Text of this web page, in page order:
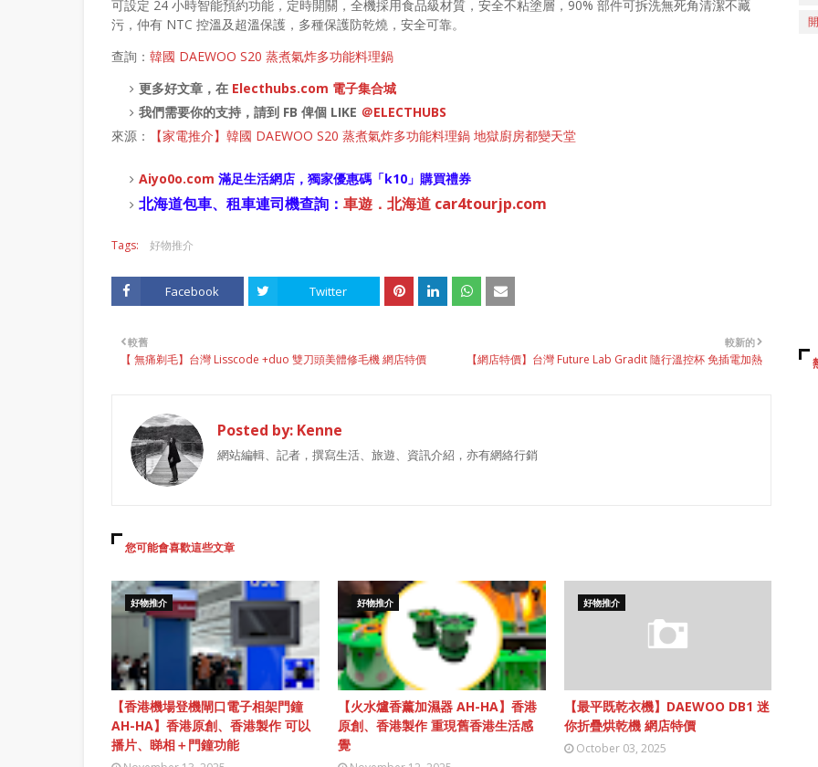
可設定 24 小時智能預約功能，定時開關，全機採用食品級材質，安全不粘塗層，90% 部件可拆洗無死角清潔不藏
污，仲有 NTC 控溫及超溫保護，多種保護防乾燒，安全可靠。
查詢： 韓國 DAEWOO S20 蒸煮氣炸多功能料理鍋
更多好文章，在 Electhubs.com 電子集合城
我們需要你的支持，請到 FB 俾個 LIKE ＠ELECTHUBS
來源：
【家電推介】韓國 DAEWOO S20 蒸煮氣炸多功能料理鍋 地獄廚房都變天堂
Aiyo0o.com 滿足生活網店， 獨家優惠碼「k10 」購買禮券
北海道包車、租車連司機查詢： 車遊．北海道 car4tourjp.com
Tags: 好物推介
Facebook Twitter
較新的
【網店特價】台灣 Future Lab Gradit 隨行溫控杯 免插電加熱
較舊
【 無痛剃毛】台灣 Lisscode +duo 雙刀頭美體修毛機 網店特價
Posted by: Kenne
網站編輯、記者，撰寫生活、旅遊、資訊介紹，亦有網絡行銷
您可能會喜歡這些文章
好物推介
【香港機場登機閘口電子相架門鐘
AH-HA】香港原創、香港製作 可以
播片、睇相＋門鐘功能
好物推介
【火水爐香薰加濕器 AH-HA】香港
原創、香港製作 重現舊香港生活感
覺
好物推介
【最平既乾衣機】DAEWOO DB1 迷
你折疊烘乾機 網店特價
October 03, 2025